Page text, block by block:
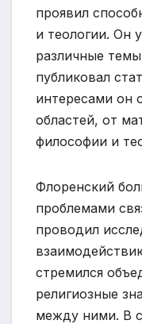
проявил
и теологии. Он
различные
публиковал
интересами он
областей, от
философии и
Флоренский
проблемами
проводил
стремился
религиозные
между ними. В